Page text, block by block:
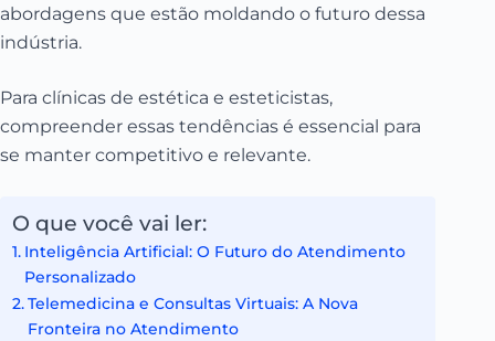
abordagens que estão moldando o futuro dessa
indústria.
Para clínicas de estética e esteticistas,
compreender essas tendências é essencial para
se manter competitivo e relevante.
O que você vai ler:
Inteligência Artificial: O Futuro do Atendimento
Personalizado
Telemedicina e Consultas Virtuais: A Nova
Fronteira no Atendimento